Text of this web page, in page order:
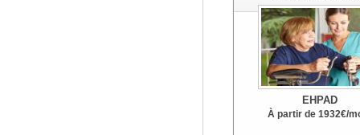
EHPAD
À partir de 1932€/